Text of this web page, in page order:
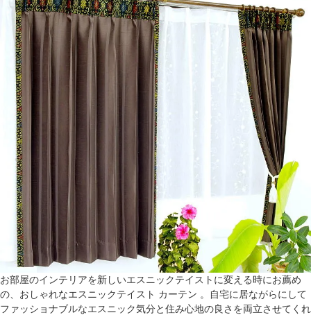
お部屋のインテリアを新しいエスニックテイストに変える時にお薦め
の、おしゃれなエスニックテイスト カーテン 。自宅に居ながらにして
ファッショナブルなエスニック気分と住み心地の良さを両立させてくれ